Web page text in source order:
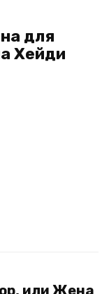
для
Хейди
или Жена